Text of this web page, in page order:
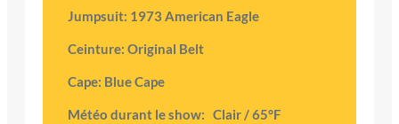
Jumpsuit: 1973 American Eagle
Ceinture: Original Belt
Cape: Blue Cape
Météo durant le show: Clair / 65°F